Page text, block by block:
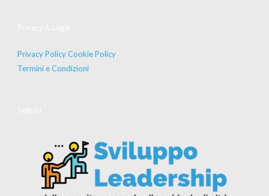
Privacy PolicyCookie Policy
Termini e Condizioni